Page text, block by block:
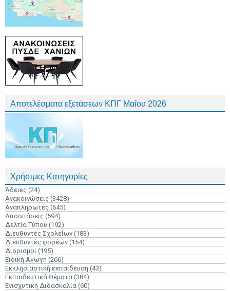
Αποτελέσματα εξετάσεων ΚΠΓ Μαΐου 2026
Χρήσιμες Κατηγορίες
Άδειες (24)
Ανακοινώσεις (3428)
Αναπληρωτές (645)
Αποσπάσεις (594)
Δελτία Τύπου (192)
Διευθυντές Σχολείων (183)
Διευθυντές φορέων (154)
Διορισμοί (195)
Ειδική Αγωγή (266)
Εκκλησιαστική εκπαίδευση (43)
Εκπαιδευτικά Θέματα (384)
Ενισχυτική Διδασκαλία (60)